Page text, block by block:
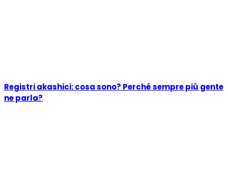
Registri akashici: cosa sono? Perché sempre più gente
ne parla?